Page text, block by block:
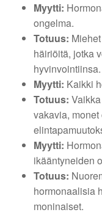
Myytti:
ongelma.
Totuus:
häiriöitä, jotka
hyvinvointiinsa.
Myytti: Kaikki
Totuus:
vakavia,
Myytti:
ikääntyneiden
Totuus:
hormonaalisia
moninaiset.